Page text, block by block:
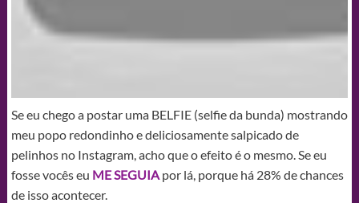
Se eu chego a postar uma BELFIE (selfie da bunda) mostrando
meu popo redondinho e deliciosamente salpicado de
pelinhos no Instagram, acho que o efeito é o mesmo. Se eu
fosse vocês eu ME SEGUIApor lá, porque há 28% de chances
de isso acontecer.